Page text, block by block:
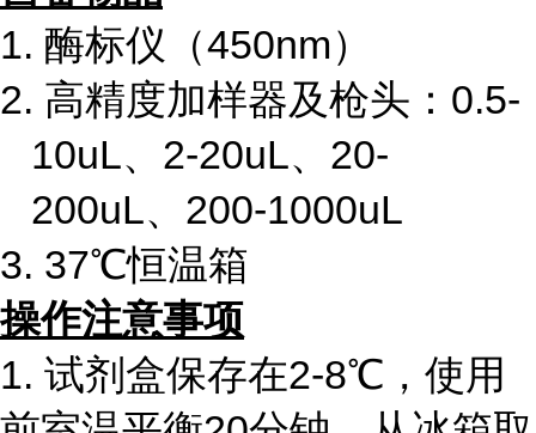
1. 酶标仪（450nm）
2. 高精度加样器及枪头：0.5-
10uL、2-20uL、20-
200uL、200-1000uL
3. 37℃恒温箱
操作注意事项
1. 试剂盒保存在2-8℃，使用